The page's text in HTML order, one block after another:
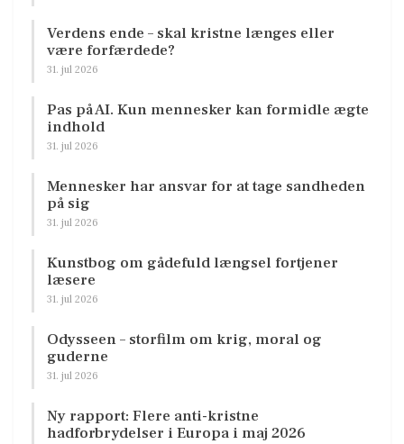
Verdens ende – skal kristne længes eller
være forfærdede?
31. jul 2026
Pas på AI. Kun mennesker kan formidle ægte
indhold
31. jul 2026
Mennesker har ansvar for at tage sandheden
på sig
31. jul 2026
Kunstbog om gådefuld længsel fortjener
læsere
31. jul 2026
Odysseen – storfilm om krig, moral og
guderne
31. jul 2026
Ny rapport: Flere anti-kristne
hadforbrydelser i Europa i maj 2026